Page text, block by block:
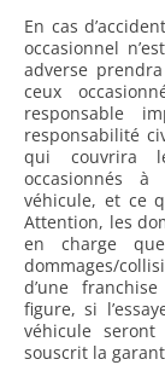
En cas
occasionnel
adverse
ceux
responsable
responsabilité
qui couvrira
occasionnés
véhicule, et ce
Attention, les
en charge
dommages/
d’une
figure, si
véhicule
souscrit la